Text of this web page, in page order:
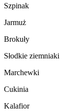
Szpinak
Jarmuż
Brokuły
Słodkie ziemniaki
Marchewki
Cukinia
Kalafior